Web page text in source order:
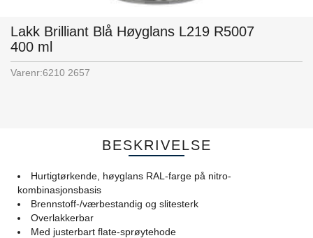
Lakk Brilliant Blå Høyglans L219 R5007
400 ml
Varenr:6210 2657
BESKRIVELSE
Hurtigtørkende, høyglans RAL-farge på nitro-
kombinasjonsbasis
Brennstoff-/værbestandig og slitesterk
Overlakkerbar
Med justerbart flate-sprøytehode